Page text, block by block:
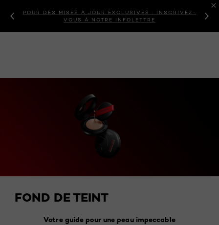
POUR DES MISES À JOUR EXCLUSIVES : INSCRIVEZ-
VOUS À NOTRE INFOLETTRE
FOND DE TEINT
Votre guide pour une peau impeccable